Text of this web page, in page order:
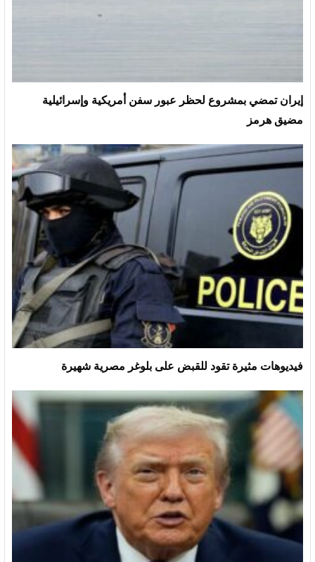
إيران تمضي بمشروع لحظر عبور سفن أمريكية وإسرائيلية
مضيق هرمز
فيديوهات مثيرة تقود للقبض على بلوغر مصرية شهيرة